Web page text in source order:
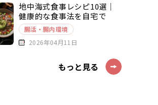
地中海式食事レシピ10選｜
健康的な食事法を自宅で
腸活・腸内環境
2026年04月11日
もっと見る